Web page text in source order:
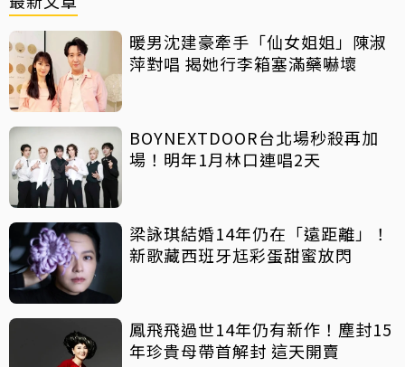
暖男沈建豪牽手「仙女姐姐」陳淑
萍對唱 揭她行李箱塞滿藥嚇壞
BOYNEXTDOOR台北場秒殺再加
場！明年1月林口連唱2天
梁詠琪結婚14年仍在「遠距離」！
新歌藏西班牙尪彩蛋甜蜜放閃
鳳飛飛過世14年仍有新作！塵封15
年珍貴母帶首解封 這天開賣